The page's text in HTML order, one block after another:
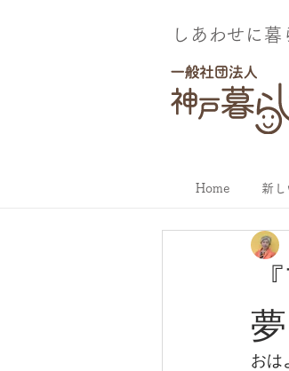
しあわせに
Home 新し
おは